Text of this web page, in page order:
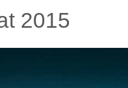
2015